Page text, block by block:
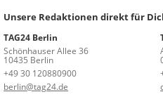
Unsere Redaktionen direkt für
TAG24 Berlin
Schönhauser Allee 36
10435 Berlin
+49 30 120880900
berlin@tag24.de